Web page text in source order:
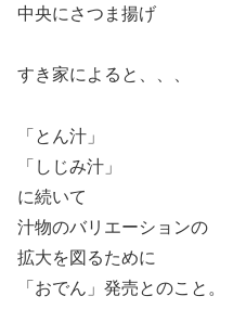
中央にさつま揚げ
すき家によると、、、
「とん汁」
「しじみ汁」
に続いて
汁物のバリエーションの
拡大を図るために
「おでん」発売とのこと。